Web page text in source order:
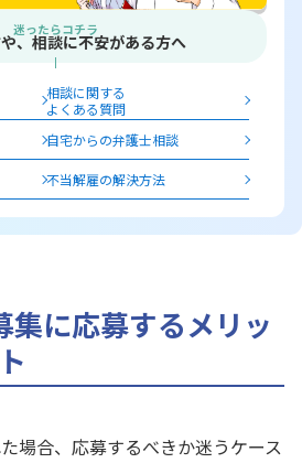
迷ったらコチラ
、相談に不安がある方へ
相談に関する
よくある質問
自宅からの弁護士相談
不当解雇の解決方法
集に応募するメリッ
場合、応募するべきか迷うケース